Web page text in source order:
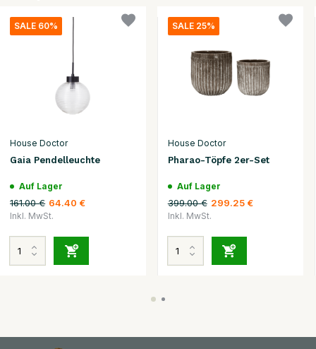
SALE 60%
House Doctor
Gaia Pendelleuchte
Auf Lager
161.00 € 64.40 €
Inkl. MwSt.
SALE 25%
House Doctor
Pharao-Töpfe 2er-Set
Auf Lager
399.00 € 299.25 €
Inkl. MwSt.